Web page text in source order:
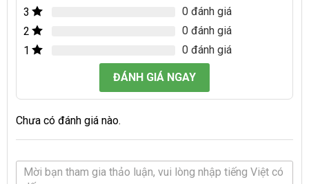
3
0 đánh giá
2
0 đánh giá
1
0 đánh giá
ĐÁNH GIÁ NGAY
Chưa có đánh giá nào.